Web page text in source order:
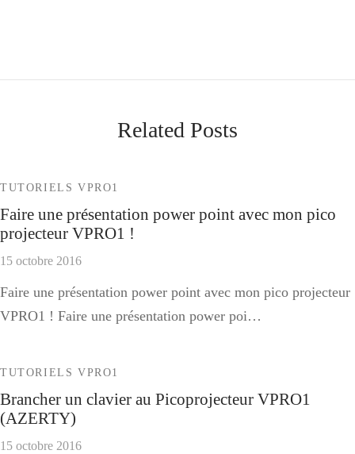
Related Posts
TUTORIELS VPRO1
Faire une présentation power point avec mon pico
projecteur VPRO1 !
15 octobre 2016
Faire une présentation power point avec mon pico projecteur
VPRO1 ! Faire une présentation power poi…
TUTORIELS VPRO1
Brancher un clavier au Picoprojecteur VPRO1
(AZERTY)
15 octobre 2016